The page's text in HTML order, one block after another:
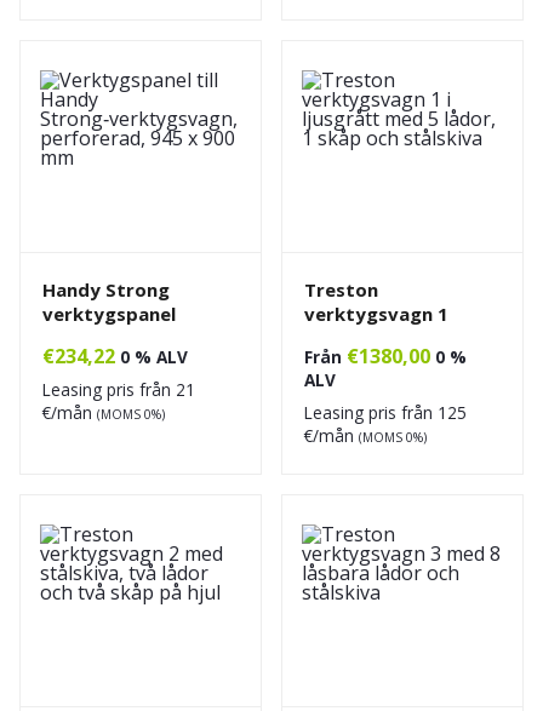
Handy Strong
verktygspanel
€234,22 0 % ALV
Leasing pris från 21
€/mån (MOMS 0%)
Treston
verktygsvagn 1
Från €1380,00 0 %
ALV
Leasing pris från 125
€/mån (MOMS 0%)